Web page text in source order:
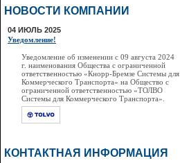
НОВОСТИ КОМПАНИИ
04 ИЮЛЬ 2025
Уведомление!
Уведомление об изменении с 09 августа 2024
г. наименования Общества с ограниченной
ответственностью «Кнорр-Бремзе Системы для
Коммерческого Транспорта» на Общество с
ограниченной ответственностью «ТОЛВО
Системы для Коммерческого Транспорта».
КОНТАКТНАЯ ИНФОРМАЦИЯ